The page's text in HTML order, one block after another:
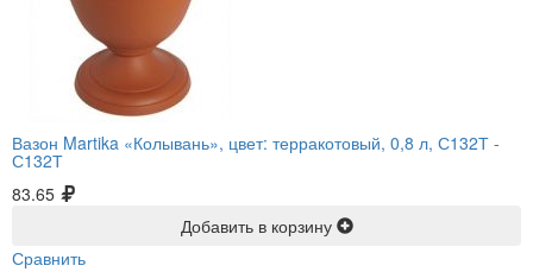
Вазон Martika «Колывань», цвет: терракотовый, 0,8 л, С132Т -
С132Т
83.65
Добавить в корзину
Сравнить